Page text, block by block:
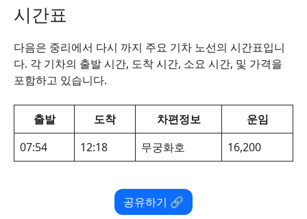
시간표
다음은 중리에서 다시 까지 주요 기차 노선의 시간표입니
다. 각 기차의 출발 시간, 도착 시간, 소요 시간, 및 가격을
포함하고 있습니다.
출발 도착 차편정보
운임
07:54
12:18 무궁화호 16,200
공유하기 🔗